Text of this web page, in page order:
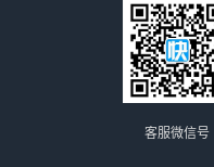
客服微信号